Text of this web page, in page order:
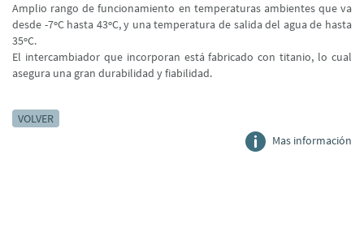
Amplio rango de funcionamiento en temperaturas ambientes que va
desde -7ºC hasta 43ºC, y una temperatura de salida del agua de hasta
35ºC.
El intercambiador que incorporan está fabricado con titanio, lo cual
asegura una gran durabilidad y fiabilidad.
VOLVER
Mas información